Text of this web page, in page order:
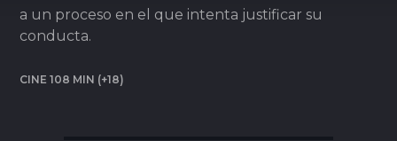
a un proceso en el que intenta justificar su
conducta.
CINE 108 MIN (+18)